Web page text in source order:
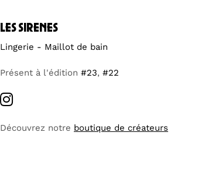
les sirenes
Lingerie - Maillot de bain
Présent à l'édition #23, #22
Découvrez notre boutique de créateurs